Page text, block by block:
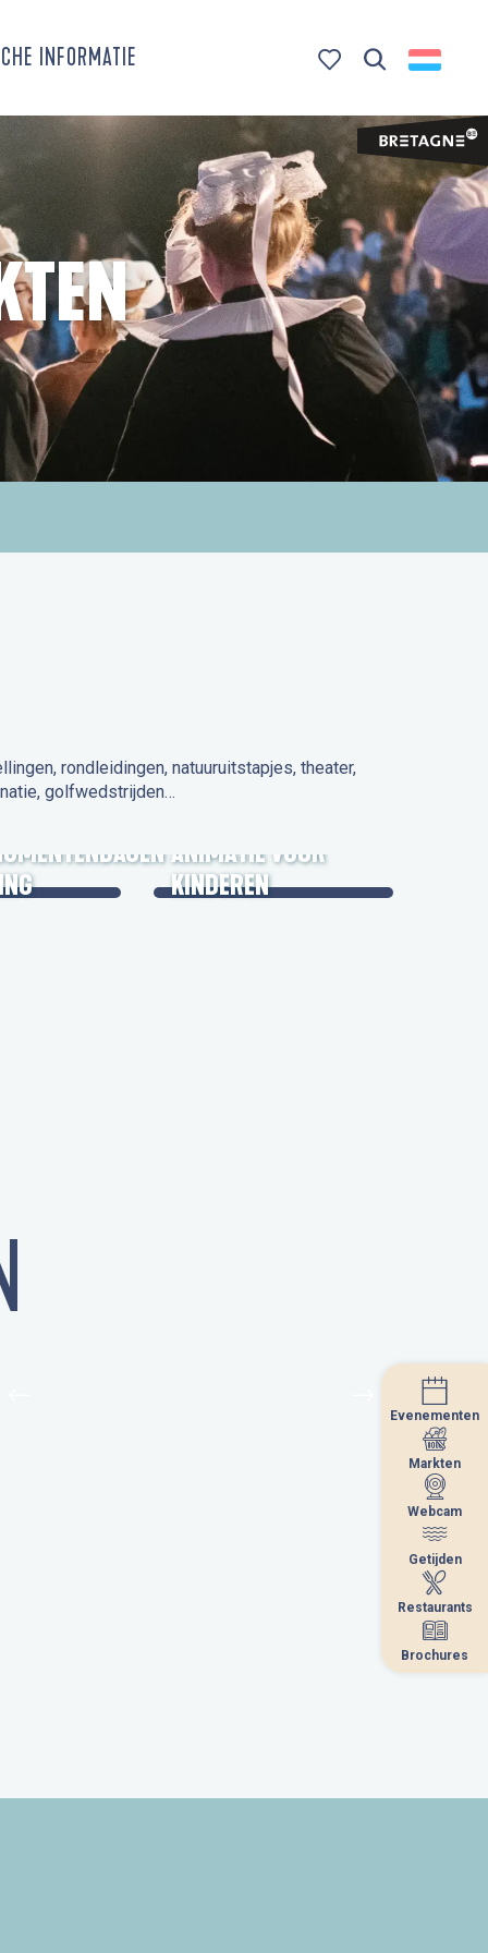
INFORMATIE
Evenementen
Markten
Webcam
Getijden
Restaurants
Brochures
rondleidingen, natuuruitstapjes, theater,
golfwedstrijden…
ANIMATIE VOOR
KINDEREN